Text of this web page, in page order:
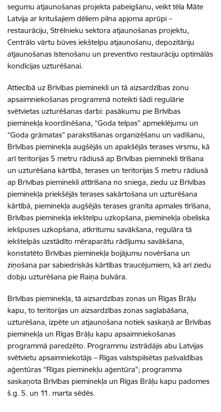
segumu atjaunošanas projekta pabeigšanu, veikt tēla Māte
Latvija ar kritušajiem dēliem pilna apjoma aprūpi –
restaurāciju, Strēlnieku sektora atjaunošanas projektu,
Centrālo vārtu būves iekštelpu atjaunošanu, depozitāriju
atjaunošanas īstenošanu un preventīvo restaurāciju optimālās
kondīcijas uzturēšanai.
Attiecībā uz Brīvības pieminekli un tā aizsardzības zonu
apsaimniekošanas programmā noteikti šādi regulārie
svētvietas uzturēšanas darbi: pasākumu pie Brīvības
pieminekļa koordinēšana, “Goda telpas” apmeklējumu un
“Goda grāmatas” parakstīšanas organizēšanu un vadīšanu,
Brīvības pieminekļa augšējās un apakšējās terases virsmu, kā
arī teritorijas 5 metru rādiusā ap Brīvības pieminekli tīrīšana
un uzturēšana kārtībā, terases un teritorijas 5 metru rādiusā
ap Brīvības pieminekli attīrīšana no sniega, ziedu uz Brīvības
pieminekļa priekšējās terases sakārtošana un uzturēšana
kārtībā, pieminekļa augšējās terases granīta apmales tīrīšana,
Brīvības pieminekļa iekštelpu uzkopšana, pieminekļa obeliska
iekšpuses uzkopšana, atkritumu savākšana, regulāra tā
iekštelpās uzstādīto mēraparātu rādījumu savākšana,
konstatēto Brīvības pieminekļa bojājumu novēršana un
ziņošana par sabiedriskās kārtības traucējumiem, kā arī ziedu
dobju uzturēšana pie Raiņa bulvāra.
Brīvības pieminekļa, tā aizsardzības zonas un Rīgas Brāļu
kapu, to teritorijas un aizsardzības zonas saglabāšana,
uzturēšana, izpēte un atjaunošana notiek saskaņā ar Brīvības
pieminekļa un Rīgas Brāļu kapu apsaimniekošanas
programmā paredzēto. Programmu izstrādājis abu Latvijas
svētvietu apsaimniekotājs – Rīgas valstspilsētas pašvaldības
aģentūras “Rīgas pieminekļu aģentūra”; programma
saskaņota Brīvības pieminekļa un Rīgas Brāļu kapu padomes
š.g. 5. un 11. marta sēdēs.